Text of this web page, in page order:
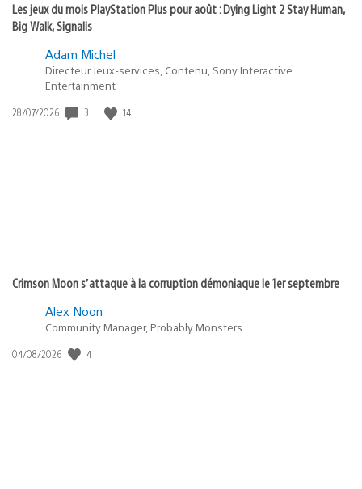
Les jeux du mois PlayStation Plus pour août : Dying Light 2 Stay Human,
Big Walk, Signalis
Adam Michel
Directeur Jeux-services, Contenu, Sony Interactive
Entertainment
Date
28/07/2026 3 14
Crimson Moon s’attaque à la corruption démoniaque le 1er septembre
Alex Noon
Community Manager, Probably Monsters
Date
04/08/2026 4